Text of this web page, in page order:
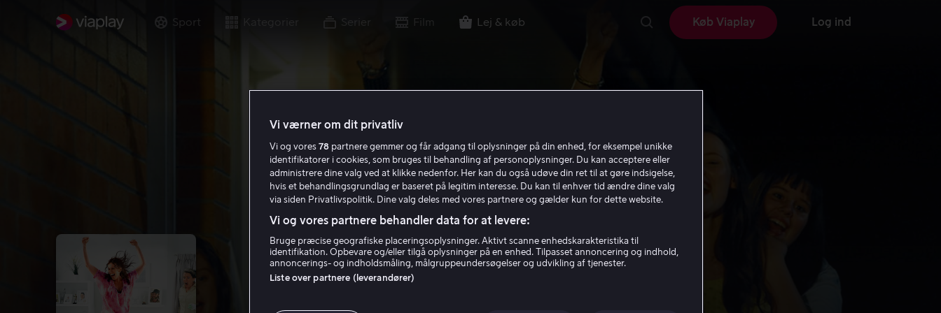
Sport Film Lej & køb Køb Viaplay Log ind
Vi værner om dit privatliv
Vi og vores 78 partnere gemmer og får adgang til oplysninger på din enhed, for eksempel unikke
identifikatorer i cookies, som bruges til behandling af personoplysninger. Du kan acceptere eller
administrere dine valg ved at klikke nedenfor. Her kan du også udøve din ret til at gøre indsigelse,
hvis et behandlingsgrundlag er baseret på legitim interesse. Du kan til enhver tid ændre dine valg
via siden Privatlivspolitik. Dine valg deles med vores partnere og gælder kun for dette website.
Vi og vores partnere behandler data for at levere:
Bruge præcise geografiske placeringsoplysninger. Aktivt scanne enhedskarakteristika til
identifikation. Opbevare og/eller tilgå oplysninger på en enhed. Tilpasset annoncering og indhold,
annoncerings- og indholdsmåling, målgruppeundersøgelser og udvikling af tjenester.
Liste over partnere (leverandører)